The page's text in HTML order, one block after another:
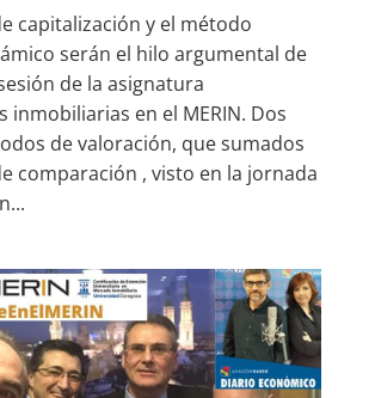
capitalización y el método
serán el hilo argumental de
de la asignatura
inmobiliarias en el MERIN. Dos
de valoración, que sumados
comparación , visto en la jornada